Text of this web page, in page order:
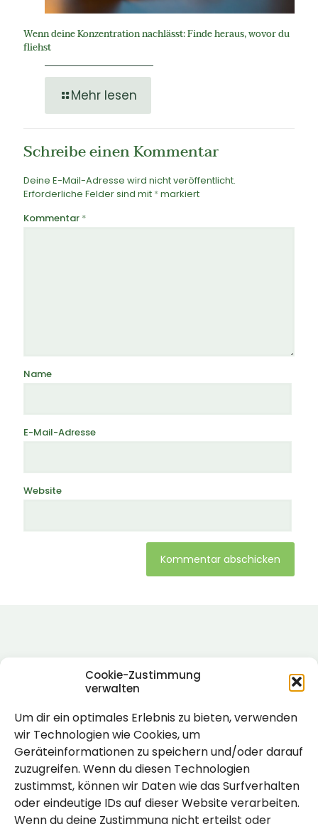
Cookie-Zustimmung
verwalten
Um dir ein optimales Erlebnis zu bieten, verwenden
wir Technologien wie Cookies, um
Geräteinformationen zu speichern und/oder darauf
zuzugreifen. Wenn du diesen Technologien
zustimmst, können wir Daten wie das Surfverhalten
oder eindeutige IDs auf dieser Website verarbeiten.
Wenn du deine Zustimmung nicht erteilst oder
Wenn deine Konzentration nachlässt: Finde heraus, wovor du
fliehst
Mehr lesen
Schreibe einen Kommentar
Deine E-Mail-Adresse wird nicht veröffentlicht.
Erforderliche Felder sind mit *markiert
Kommentar *
Name
E-Mail-Adresse
Website
Rechtlich
Impressum
Datenschutzerklärung
Cookie-Richtlinie (EU)